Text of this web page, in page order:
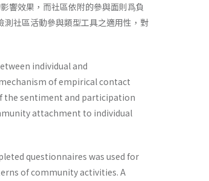
響效果，而社區依附的參與面則爲負
社區活動參與類型工具之適用性，對
individual and
of empirical contact
the sentiment and participation
attachment to individual
questionnaires was used for
of community activities. A